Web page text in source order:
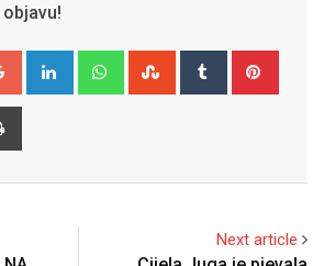
Google+ LinkedIn WhatsappStumbleUpon
Tumblr
Next article